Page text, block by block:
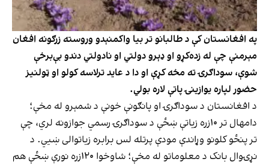
په افغانستان کې د طالبانو تر بیا واکمنېدو وروسته زرګونه افغان
مېرمنې چې له زده‌کړو او ډېرو دولتي او نادولتي دندو بې‌برخې
شوې، سوداګرۍ ته مخه کړې او دا د عاید ترلاسه کولو او ټولنیز
حضور لپاره یوازینۍ پاتې لاره بولي.
د افغانستان د سوداګرۍ او پانګونې خونې د شمېرو له مخې؛
دامهال تر ۱۰زره زیاتې ښځې د سوداګرۍ رسمي جوازونه لري، چې
تر پنځو کلونو وړاندې مودې پرتله لس برابره زیاتوالی ښيي. د
نړۍوال بانک د معلوماتو له مخې؛ شاوخوا ۱۲۰زره نورې ښځې هم